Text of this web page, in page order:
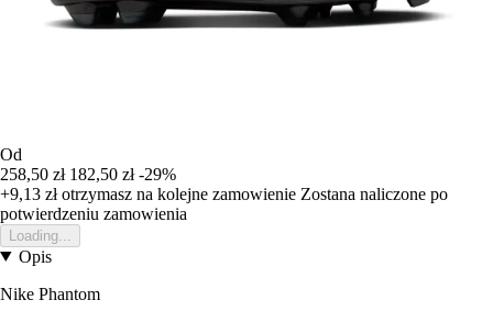
Od
258,50 zł 182,50 zł -29%
+9,13 złotrzymasz na kolejne zamowienie Zostana naliczone po
potwierdzeniu zamowienia
Loading...
Opis
Nike Phantom